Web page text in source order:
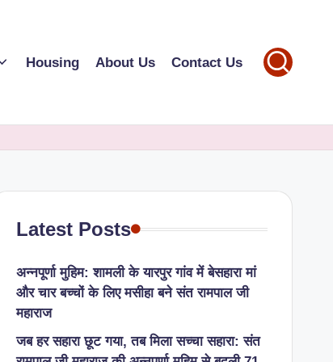
Housing About Us Contact Us
Latest Posts
अन्नपूर्णा मुहिम: शामली के यारपुर गांव में बेसहारा मां
और चार बच्चों के लिए मसीहा बने संत रामपाल जी
महाराज
जब हर सहारा छूट गया, तब मिला सच्चा सहारा: संत